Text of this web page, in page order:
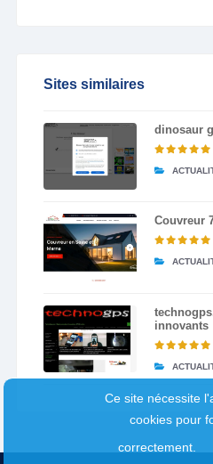
Sites similaires
dinosaur
Couvreur
innovants
Ce site nécessite
cookies pour
correctement.